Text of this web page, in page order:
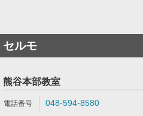
セルモ
熊谷本部教室
048-594-8580